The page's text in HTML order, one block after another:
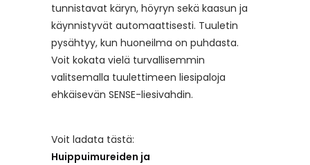
tunnistavat käryn, höyryn sekä kaasun ja
käynnistyvät automaattisesti. Tuuletin
pysähtyy, kun huoneilma on puhdasta.
Voit kokata vielä turvallisemmin
valitsemalla tuulettimeen liesipaloja
ehkäisevän SENSE-liesivahdin.
Voit ladata tästä:
Huippuimureiden ja